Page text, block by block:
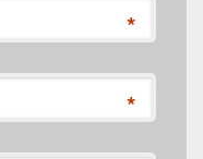
*
*